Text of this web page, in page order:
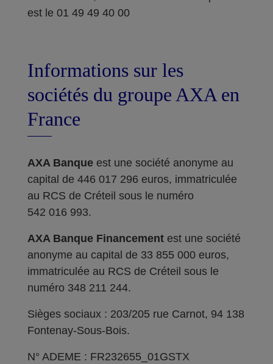
est le 01 49 49 40 00
Informations sur les
sociétés du groupe AXA en
France
AXA Banque est une société anonyme au
capital de 446 017 296 euros, immatriculée
au RCS de Créteil sous le numéro
542 016 993.
AXA Banque Financement est une société
anonyme au capital de 33 855 000 euros,
immatriculée au RCS de Créteil sous le
numéro 348 211 244.
Sièges sociaux : 203/205 rue Carnot, 94 138
Fontenay-Sous-Bois.
N° ADEME : FR232655_01GSTX